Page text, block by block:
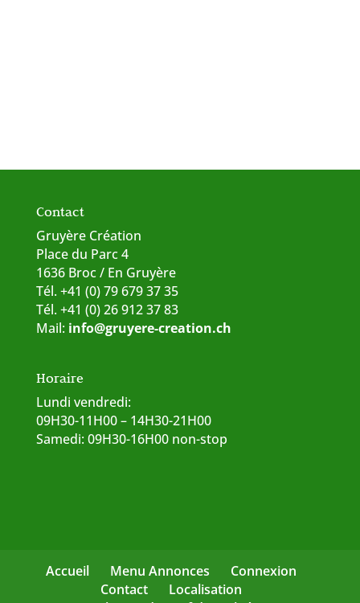
Contact
Gruyère Création
Place du Parc 4
1636 Broc / En Gruyère
Tél. +41 (0) 79 679 37 35
Tél. +41 (0) 26 912 37 83
Mail: info@gruyere-creation.ch
Horaire
Lundi vendredi:
09H30-11H00 – 14H30-21H00
Samedi: 09H30-16H00 non-stop
Accueil Menu Annonces
Connexion
Contact
Localisation